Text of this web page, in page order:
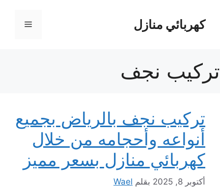
المحتوىكهربائي منازل القائمة
تركيب نجف
تركيب نجف بالرياض بجميع
أنواعه وأحجامه من خلال
كهربائي منازل بسعر مميز
أكتوبر 8, 2025 بقلم Wael